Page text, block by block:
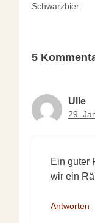
Kategorien
Schwarzbier
5
Ulle
29.
Ein guter
wir ein
Antworten